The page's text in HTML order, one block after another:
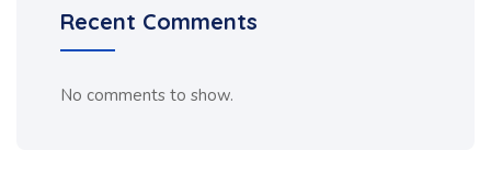
Recent Comments
No comments to show.